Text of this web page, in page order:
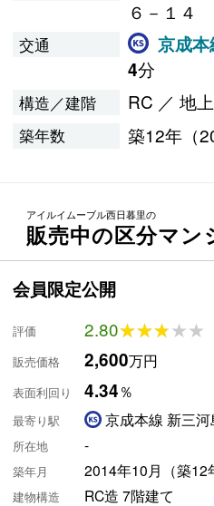
６－１４
交通 京成本
4分
構造／建階 RC ／ 地
築年数 築12年（
アイルイムーブル西日暮里の
販売中の区分マン
会員限定公開
評価 2.80★★★★★
★★★★★
販売価格 2,600万円
表面利回り 4.34％
最寄り駅 京成本線 新三
所在地 -
築年月 2014年10月（築12
建物構造 RC造 7階建て